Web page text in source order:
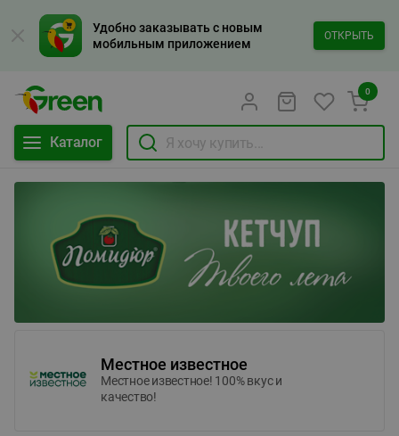
Удобно заказывать с новым
мобильным приложением
ОТКРЫТЬ
Каталог
0
Местное известное
Местное известное! 100% вкус и
качество!